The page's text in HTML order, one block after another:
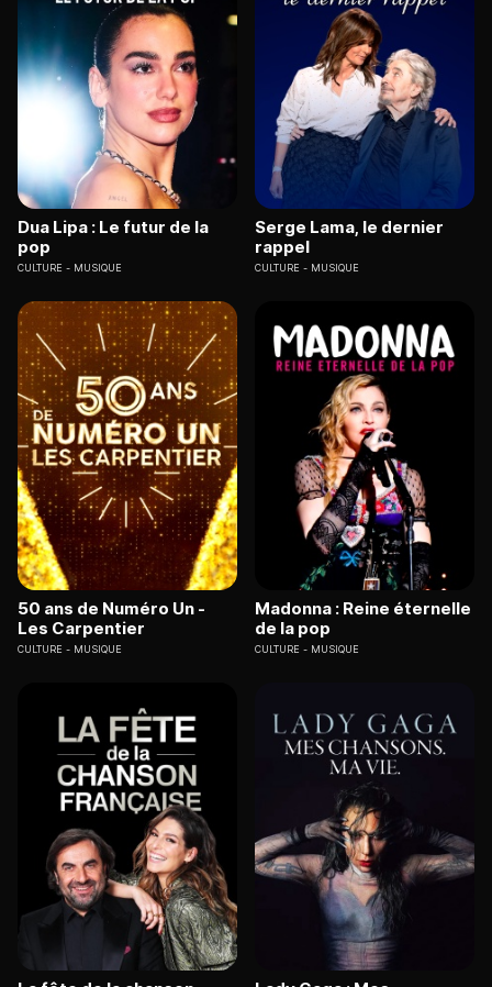
Dua Lipa : Le futur de la
pop
CULTURE MUSIQUE
Serge Lama, le dernier
rappel
CULTURE MUSIQUE
50 ans de Numéro Un -
Les Carpentier
CULTURE MUSIQUE
Madonna : Reine éternelle
de la pop
CULTURE MUSIQUE